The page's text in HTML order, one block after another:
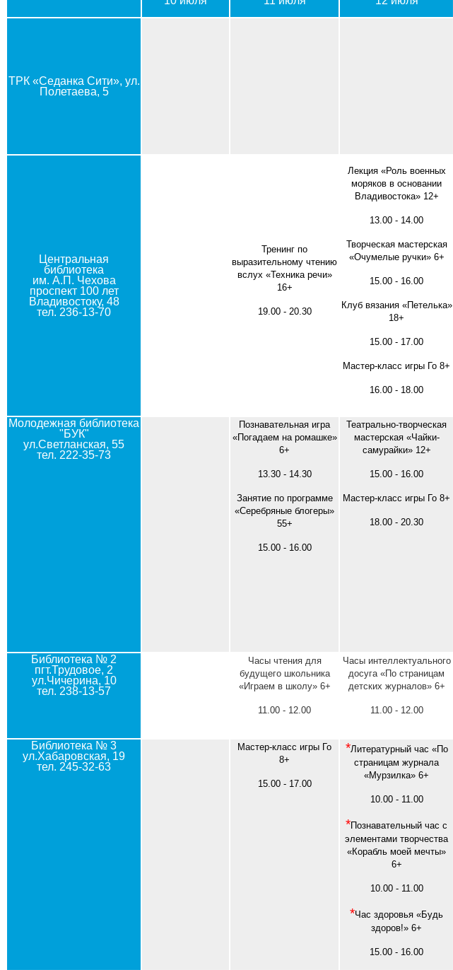
ТРК «Седанка Сити», ул.
Полетаева, 5
Центральная
библиотека
им. А.П. Чехова
проспект 100 лет
Владивостоку, 48
тел. 236-13-70
Тренинг по
выразительному чтению
вслух «Техника речи»
16+
19.00 - 20.30
Лекция «Роль военных
моряков в основании
Владивостока» 12+
13.00 - 14.00
Творческая мастерская
«Очумелые ручки» 6+
15.00 - 16.00
Клуб вязания «Петелька»
18+
15.00 - 17.00
Мастер-класс игры Го 8+
16.00 - 18.00
Молодежная библиотека
"БУК"
ул.Светланская, 55
тел. 222-35-73
Познавательная игра
«Погадаем на ромашке»
6+
13.30 - 14.30
Занятие по программе
«Серебряные блогеры»
55+
15.00 - 16.00
Театрально-творческая
мастерская «Чайки-
самурайки» 12+
15.00 - 16.00
Мастер-класс игры Го 8+
18.00 - 20.30
Библиотека № 2
пгт.Трудовое, 2
ул.Чичерина, 10
тел. 238-13-57
Часы чтения для
будущего школьника
«Играем в школу» 6+
11.00 - 12.00
Часы интеллектуального
досуга «По страницам
детских журналов» 6+
11.00 - 12.00
Библиотека № 3
ул.Хабаровская, 19
тел. 245-32-63
Мастер-класс игры Го
8+
15.00 - 17.00
*Литературный час «По
страницам журнала
«Мурзилка» 6+
10.00 - 11.00
*Познавательный час с
элементами творчества
«Корабль моей мечты»
6+
10.00 - 11.00
*Час здоровья «Будь
здоров!» 6+
15.00 - 16.00